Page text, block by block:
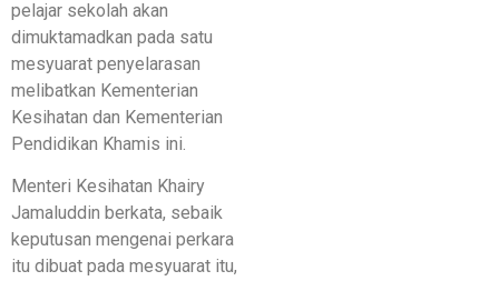
pelajar sekolah akan
dimuktamadkan pada satu
mesyuarat penyelarasan
melibatkan Kementerian
Kesihatan dan Kementerian
Pendidikan Khamis ini.
Menteri Kesihatan Khairy
Jamaluddin berkata, sebaik
keputusan mengenai perkara
itu dibuat pada mesyuarat itu,